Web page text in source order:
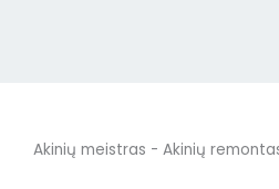
Akinių meistras - Akinių